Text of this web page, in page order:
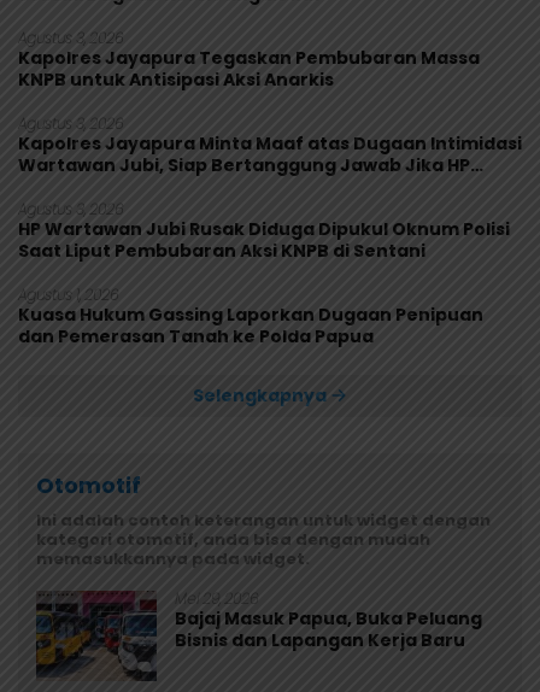
Agustus 3, 2026
Kapolres Jayapura Tegaskan Pembubaran Massa
KNPB untuk Antisipasi Aksi Anarkis
Agustus 3, 2026
Kapolres Jayapura Minta Maaf atas Dugaan Intimidasi
Wartawan Jubi, Siap Bertanggung Jawab Jika HP
Agustus 3, 2026
HP Wartawan Jubi Rusak Diduga Dipukul Oknum Polisi
Saat Liput Pembubaran Aksi KNPB di Sentani
Agustus 1, 2026
Kuasa Hukum Gassing Laporkan Dugaan Penipuan
dan Pemerasan Tanah ke Polda Papua
Selengkapnya
Otomotif
Ini adalah contoh keterangan untuk widget dengan
kategori otomotif, anda bisa dengan mudah
memasukkannya pada widget.
Mei 29, 2026
Bajaj Masuk Papua, Buka Peluang
Bisnis dan Lapangan Kerja Baru